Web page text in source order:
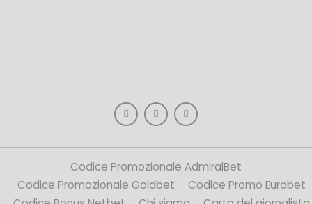
Codice Promozionale AdmiralBet
Codice Promozionale Goldbet
Codice Promo Eurobet